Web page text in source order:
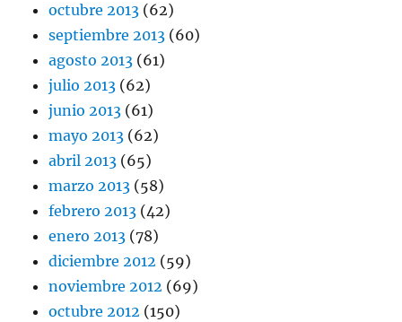
octubre 2013 (62)
septiembre 2013 (60)
agosto 2013 (61)
julio 2013 (62)
junio 2013 (61)
mayo 2013 (62)
abril 2013 (65)
marzo 2013 (58)
febrero 2013 (42)
enero 2013 (78)
diciembre 2012 (59)
noviembre 2012 (69)
octubre 2012 (150)